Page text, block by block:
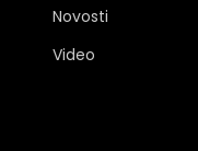
Novosti
Video